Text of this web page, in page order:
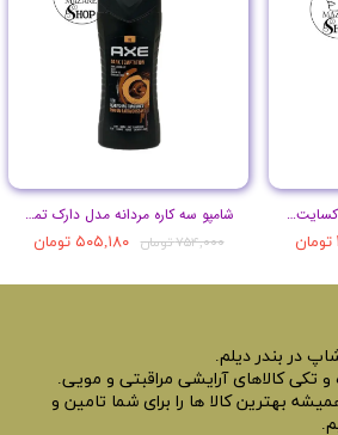
شامپو سه کاره مردانه مدل دارک تمپتیشن حجم 400 میل
۷۵۴,۰۰۰ تومان ۵۰۵,۱۸۰ تومان
شامپو سه کاره مردانه مدل اکسایت حجم 250 میل
در بندر دیلم.
تکی کالاهای آرایشی مراقبتی و مویی.
بهترین کالا ها را برای شما تامین و